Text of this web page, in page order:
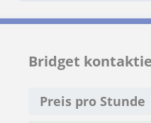
Bridget
Preis pro Stunde